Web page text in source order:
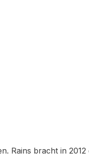
Rains bracht in 2012